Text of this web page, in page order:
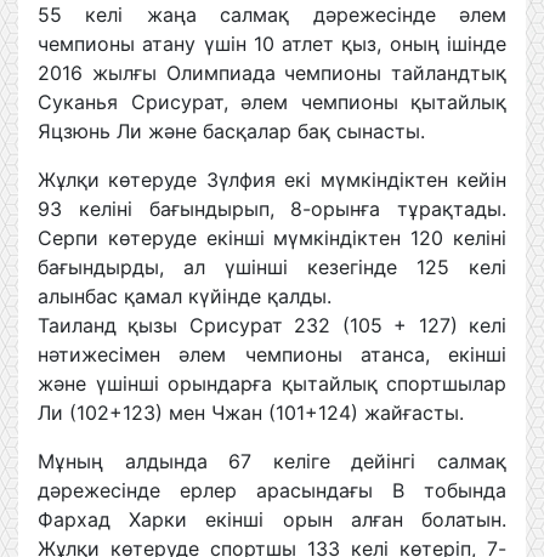
55 келі жаңа салмақ дәрежесінде әлем
чемпионы атану үшін 10 атлет қыз, оның ішінде
2016 жылғы Олимпиада чемпионы тайландтық
Суканья Срисурат, әлем чемпионы қытайлық
Яцзюнь Ли және басқалар бақ сынасты.
Жұлқи көтеруде Зүлфия екі мүмкіндіктен кейін
93 келіні бағындырып, 8-орынға тұрақтады.
Серпи көтеруде екінші мүмкіндіктен 120 келіні
бағындырды, ал үшінші кезегінде 125 келі
алынбас қамал күйінде қалды.
Таиланд қызы Срисурат 232 (105 + 127) келі
нәтижесімен әлем чемпионы атанса, екінші
және үшінші орындарға қытайлық спортшылар
Ли (102+123) мен Чжан (101+124) жайғасты.
Мұның алдында 67 келіге дейінгі салмақ
дәрежесінде ерлер арасындағы В тобында
Фархад Харки екінші орын алған болатын.
Жұлқи көтеруде спортшы 133 келі көтеріп, 7-